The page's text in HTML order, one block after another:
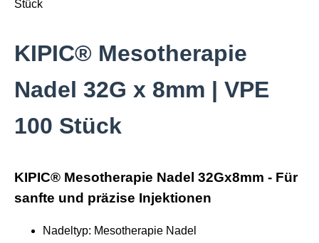
KIPIC® Mesotherapie
Nadel 32G x 8mm | VPE
100 Stück
KIPIC® Mesotherapie Nadel 32Gx8mm - Für
sanfte und präzise Injektionen
Nadeltyp: Mesotherapie Nadel